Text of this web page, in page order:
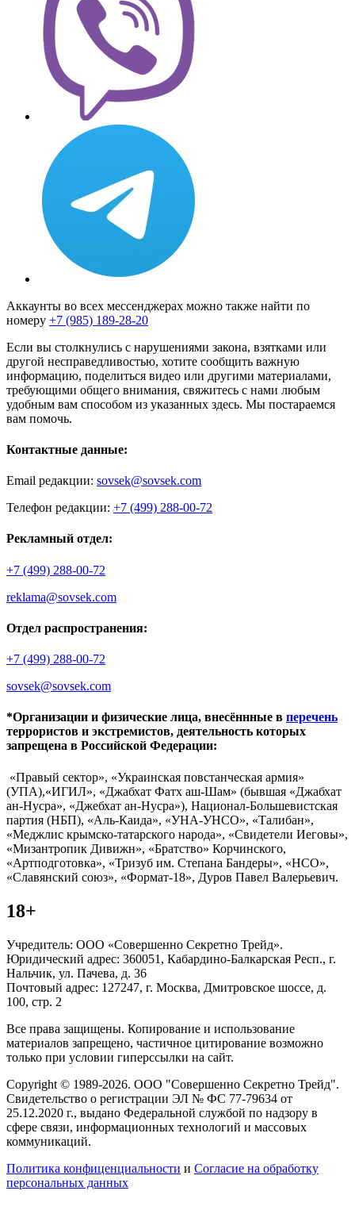
Аккаунты во всех мессенджерах можно также найти по
номеру +7 (985) 189-28-20
Если вы столкнулись с нарушениями закона, взятками или
другой несправедливостью, хотите сообщить важную
информацию, поделиться видео или другими материалами,
требующими общего внимания, свяжитесь с нами любым
удобным вам способом из указанных здесь. Мы постараемся
вам помочь.
Контактные данные:
Email редакции: sovsek@sovsek.com
Телефон редакции: +7 (499) 288-00-72
Рекламный отдел:
+7 (499) 288-00-72
reklama@sovsek.com
Отдел распространения:
+7 (499) 288-00-72
sovsek@sovsek.com
*Организации и физические лица, внесённные в перечень
террористов и экстремистов, деятельность которых
запрещена в Российской Федерации:
«Правый сектор», «Украинская повстанческая армия»
(УПА),«ИГИЛ», «Джабхат Фатх аш-Шам» (бывшая «Джабхат
ан-Нусра», «Джебхат ан-Нусра»), Национал-Большевистская
партия (НБП), «Аль-Каида», «УНА-УНСО», «Талибан»,
«Меджлис крымско-татарского народа», «Свидетели Иеговы»,
«Мизантропик Дивижн», «Братство» Корчинского,
«Артподготовка», «Тризуб им. Степана Бандеры», «НСО»,
«Славянский союз», «Формат-18», Дуров Павел Валерьевич.
18+
Учредитель: ООО «Совершенно Секретно Трейд».
Юридический адрес: 360051, Кабардино-Балкарская Респ., г.
Нальчик, ул. Пачева, д. 36
Почтовый адрес: 127247, г. Москва, Дмитровское шоссе, д.
100, стр. 2
Все права защищены. Копирование и использование
материалов запрещено, частичное цитирование возможно
только при условии гиперссылки на сайт.
Copyright © 1989-2026. ООО "Совершенно Секретно Трейд".
Свидетельство о регистрации ЭЛ № ФС 77-79634 от
25.12.2020 г., выдано Федеральной службой по надзору в
сфере связи, информационных технологий и массовых
коммуникаций.
Политика конфиценциальности и Согласие на обработку
персональных данных